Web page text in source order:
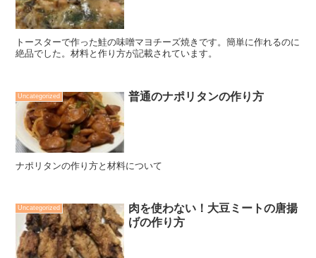
トースターで作った鮭の味噌マヨチーズ焼きです。簡単に作れるのに
絶品でした。材料と作り方が記載されています。
Uncategorized 普通のナポリタンの作り方
ナポリタンの作り方と材料について
Uncategorized
肉を使わない！大豆ミートの唐揚
げの作り方